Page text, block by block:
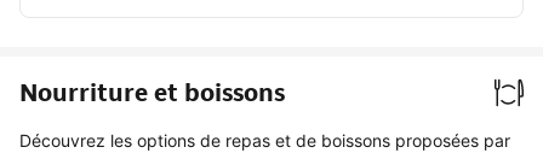
Nourriture et boissons
Découvrez les options de repas et de boissons proposées par